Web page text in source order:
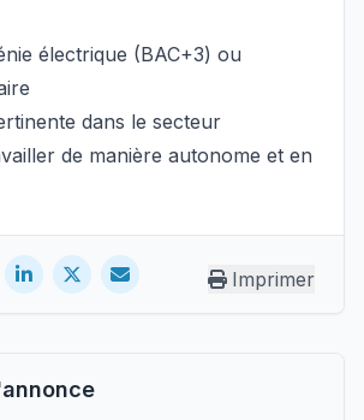
électrique (BAC+3) ou
dans le secteur
de manière autonome et en
Imprimer